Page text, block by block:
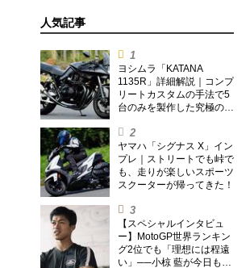
人気記事
ヨシムラ「KATANA
1135R」詳細解説｜コンプ
リートカスタムの手法で5
台のみを製作した究極の銘
ヤマハ「シグナス X」イン
プレ｜ストリートでも峠で
も、走りが楽しいスポーツ
スクーターが帰ってきた！
【スペシャルインタビュ
ー】MotoGP世界ランキン
グ2位でも「理想には程遠
い」──小椋 藍が今日も走